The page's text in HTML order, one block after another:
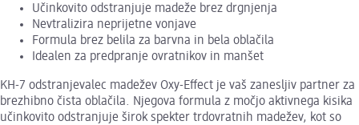
Učinkovito odstranjuje madeže brez drgnjenja
Nevtralizira neprijetne vonjave
Formula brez belila za barvna in bela oblačila
Idealen za predpranje ovratnikov in manšet
KH-7 odstranjevalec madežev Oxy-Effect je vaš zanesljiv partner za
brezhibno čista oblačila. Njegova formula z močjo aktivnega kisika
učinkovito odstranjuje širok spekter trdovratnih madežev, kot so